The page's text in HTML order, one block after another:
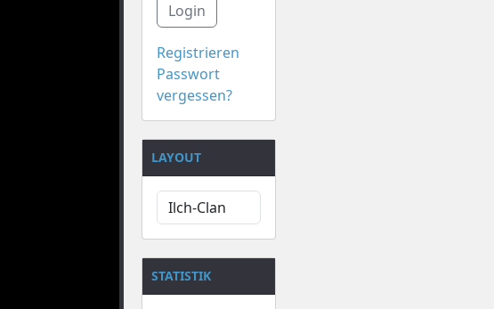
Login
Registrieren
Passwort
vergessen?
LAYOUT
STATISTIK